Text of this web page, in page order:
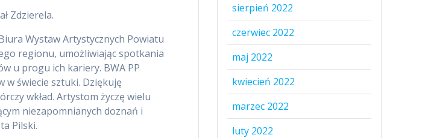
Zdzierela.
Wystaw Artystycznych Powiatu
regionu, umożliwiając spotkania
u progu ich kariery. BWA PP
w świecie sztuki. Dziękuję
wkład. Artystom życzę wielu
niezapomnianych doznań i
Pilski.
sierpień 2022
czerwiec 2022
maj 2022
kwiecień 2022
marzec 2022
luty 2022